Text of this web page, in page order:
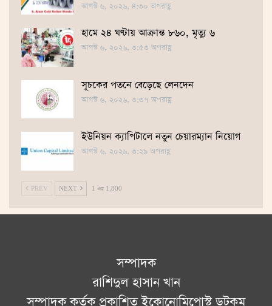
আগস্ট ৬, ২০২৬, ৪:৩০ অপরাহ্ণ
হামে ২৪ ঘণ্টায় আক্রান্ত ৮৬০, মৃত্যু ৬
আগস্ট ৬, ২০২৬, ৩:৫৩ অপরাহ্ণ
সূচকের পতনে বেড়েছে লেনদেন
আগস্ট ৬, ২০২৬, ৩:৩৭ অপরাহ্ণ
ইউনিয়ন ক্যাপিটালে নতুন চেয়ারম্যান নিয়োগ
আগস্ট ৬, ২০২৬, ৩:২৯ অপরাহ্ণ
PREV NEXT 1 এর 1,800
সম্পাদক
রাশিদুল হাসান খান
সম্পাদক কর্তৃক প্রকাশিত ইকোনোমিপোস্ট ডটকম